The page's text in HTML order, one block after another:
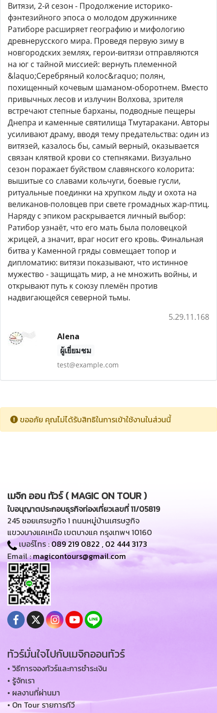
Витязи, 2-й сезон - Продолжение историко-
фэнтезийного эпоса о молодом дружиннике
Ратиборе расширяет географию и мифологию
древнерусского мира. Проведя первую зиму в
новгородских землях, герои-витязи отправляются
на юг с тайной миссией: вернуть племенной
&laquo;Серебряный колос&raquo; полян,
похищенный кочевым шаманом-оборотнем. Вместо
привычных лесов и излучин Волхова, зрителя
встречают степные барханы, подводные пещеры
Днепра и каменные святилища Тмутаракани. Авторы
усиливают драму, вводя тему предательства: один из
витязей, казалось бы, самый верный, оказывается
связан клятвой крови со степняками. Визуально
сезон поражает буйством славянского колорита:
вышитые со славами кольчуги, боевые гусли,
ритуальные поединки на хрупком льду и охота на
великанов-половцев при свете громадных жар-птиц.
Наряду с эпиком раскрывается личный выбор:
Ратибор узнаёт, что его мать была половецкой
жрицей, а значит, враг носит его кровь. Финальная
битва у Каменной гряды совмещает топор и
дипломатию: витязи показывают, что истинное
мужество - защищать мир, а не множить войны, и
открывают путь к союзу племён против
надвигающейся северной тьмы.
5.29.11.168
Alena
ผู้เยี่ยมชม
test@example.com
ขออภัย คุณไม่ได้รับสิทธิในการเข้าใช้งานในส่วนนี้
เมจิก ออน ทัวร์ ( MAGIC ON TOUR )
ใบอนุญาตประกอบธุรกิจท่องเที่ยวเลขที่ 11/05819
245 ซอยเศรษฐกิจ 1 ถนนหมู่บ้านเศรษฐกิจ
แขวงบางแคเหนือ เขตบางแค กรุงเทพฯ 10160
เบอร์โทร :089 219 0822 , 02 444 3173
Email :magicontours@gmail.com
ทัวร์มั่นใจไปกับเมจิกออนทัวร์
• วิธีการจองทัวร์และการชำระเงิน
• รู้จักเรา
• ผลงานที่ผ่านมา
• On Tour รายการทีวี